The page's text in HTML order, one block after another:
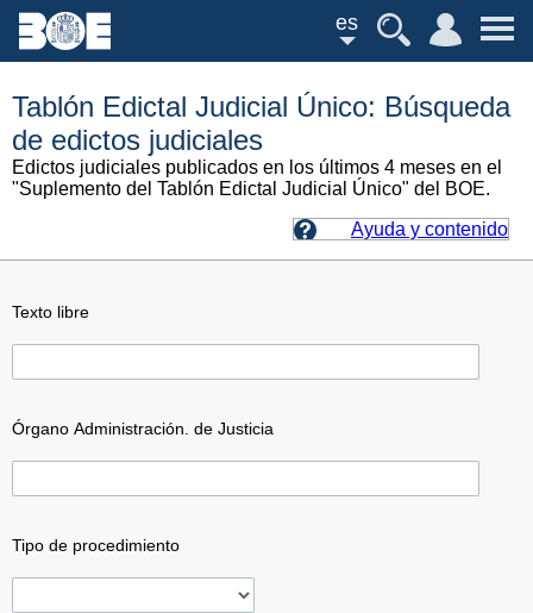
es
Tablón Edictal Judicial Único: Búsqueda
de edictos judiciales
Edictos judiciales publicados en los últimos 4 meses en el
"Suplemento del Tablón Edictal Judicial Único" del BOE.
Ayuda y contenido
Texto libre
Órgano Administración. de Justicia
Tipo de procedimiento